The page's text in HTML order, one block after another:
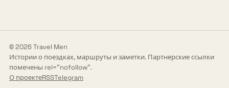
© 2026 Travel Men
Истории о поездках, маршруты и заметки. Партнерские ссылки
помечены rel="nofollow".
О проектеRSSTelegram